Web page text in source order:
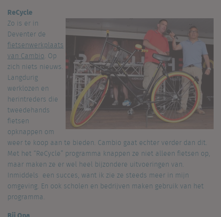
ReCycle
Zo is er in
Deventer de
fietsenwerkplaats
van Cambio. Op
zich niets nieuws.
Langdurig
werklozen en
herintreders die
tweedehands
fietsen
opknappen om
weer te koop aan te bieden. Cambio gaat echter verder dan dit.
Met het “ReCycle” programma knappen ze niet alleen fietsen op,
maar maken ze er wel heel bijzondere uitvoeringen van.
Inmiddels een succes, want ik zie ze steeds meer in mijn
omgeving. En ook scholen en bedrijven maken gebruik van het
programma.